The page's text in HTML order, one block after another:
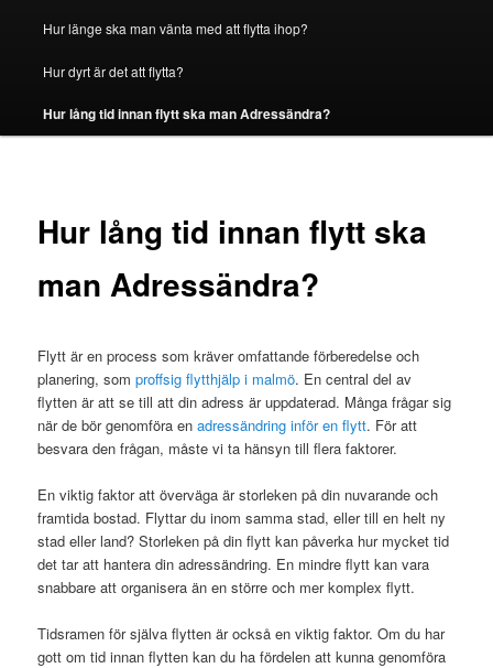
Hur länge ska man vänta med att flytta ihop?
Hur dyrt är det att flytta?
Hur lång tid innan flytt ska man Adressändra?
Hur lång tid innan flytt ska
man Adressändra?
Flytt är en process som kräver omfattande förberedelse och
planering, somproffsig flytthjälp i malmö. En central del av
flytten är att se till att din adress är uppdaterad. Många frågar sig
när de bör genomföra enadressändring inför en flytt. För att
besvara den frågan, måste vi ta hänsyn till flera faktorer.
En viktig faktor att överväga är storleken på din nuvarande och
framtida bostad. Flyttar du inom samma stad, eller till en helt ny
stad eller land? Storleken på din flytt kan påverka hur mycket tid
det tar att hantera din adressändring. En mindre flytt kan vara
snabbare att organisera än en större och mer komplex flytt.
Tidsramen för själva flytten är också en viktig faktor. Om du har
gott om tid innan flytten kan du ha fördelen att kunna genomföra